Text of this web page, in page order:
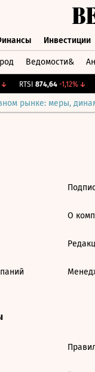
Инвестиции
Ведомости&
RTSI 874,64 -1,12%↓
рынке: меры,
О